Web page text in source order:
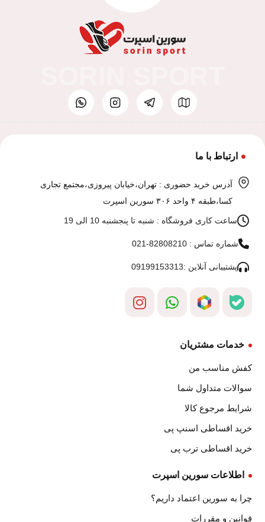
ارتباط با ما
آدرس خرید حضوری : تهران،خیابان پیروزی،مجتمع تجاری
کسا،طبقه ۴ واحد ۳۰۶ سورین اسپرت
ساعت کاری فروشگاه : شنبه تا پنجشنبه 10 الی 19
شماره تماس : 82808210-021
پشتیبانی آنلاین :09199153313
خدمات مشتریان
کفش مناسب من
سوالات متداول شما
شرایط مرجوع کالا
خرید اقساطی اسنپ پی
خرید اقساطی ترب پی
اطلاعات سورین اسپرت
چرا به سورین اعتماد داریم؟
قوانین و مقررات